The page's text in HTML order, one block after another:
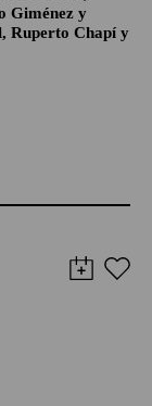
Giménez y
Ruperto Chapí y